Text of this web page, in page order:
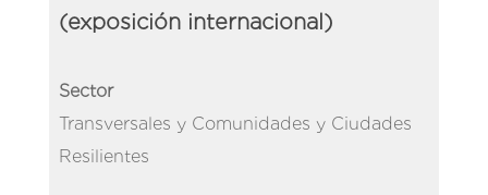
(exposición internacional)
Sector
Transversales y Comunidades y Ciudades
Resilientes